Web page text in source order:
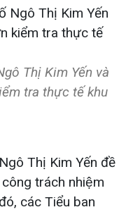
Thị Kim Yến và
tra thực tế khu
Thị Kim Yến đề
trách nhiệm
các Tiểu ban